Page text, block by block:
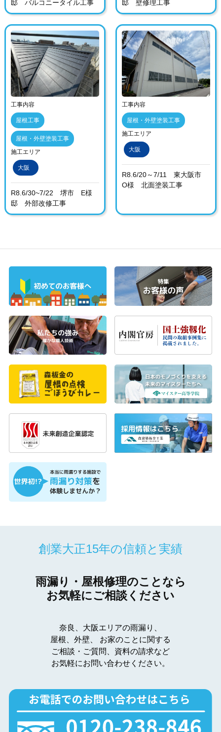
邸 バルコニータイル工事 邸 壁修理工事
工事内容
屋根工事
屋根・外壁塗装工事
施工エリア
大阪
R8.6/30~7/22 堺市 E様
邸 外部改修工事
工事内容
屋根・外壁塗装工事
施工エリア
大阪
R8.6/20～7/11 東大阪市
O様 北面塗装工事
創業大正15年の信頼と実績
雨漏り・屋根修理のことなら
お気軽にご相談ください
奈良、大阪エリアの雨漏り、
屋根、外壁、
お家のことに関する
ご相談・ご質問、資料の請求など
お気軽にお問い合わせください。